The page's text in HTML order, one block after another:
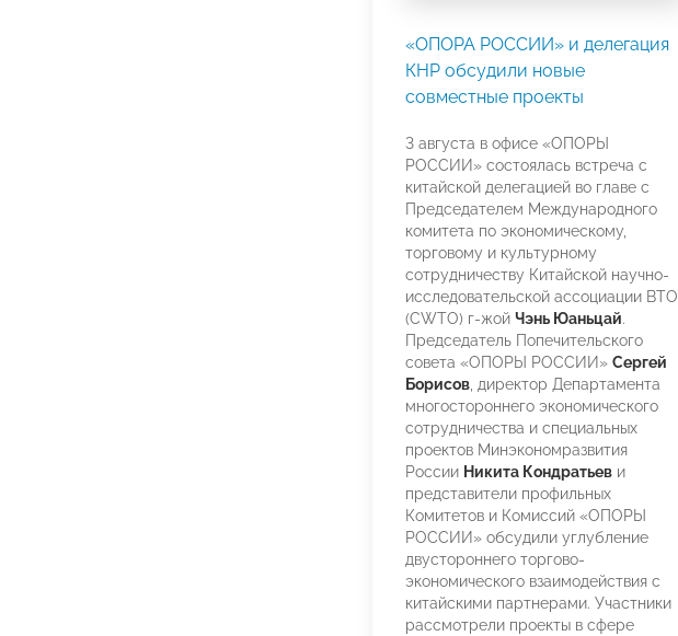
«ОПОРА РОССИИ» и делегация
КНР обсудили новые
совместные проекты
3 августа в офисе «ОПОРЫ
РОССИИ» состоялась встреча с
китайской делегацией во главе с
Председателем Международного
комитета по экономическому,
торговому и культурному
сотрудничеству Китайской научно-
исследовательской ассоциации ВТО
(CWTO) г-жой Чэнь Юаньцай.
Председатель Попечительского
совета «ОПОРЫ РОССИИ» Сергей
Борисов , директор Департамента
многостороннего экономического
сотрудничества и специальных
проектов Минэкономразвития
России Никита Кондратьев и
представители профильных
Комитетов и Комиссий «ОПОРЫ
РОССИИ» обсудили углубление
двустороннего торгово-
экономического взаимодействия с
китайскими партнерами. Участники
рассмотрели проекты в сфере